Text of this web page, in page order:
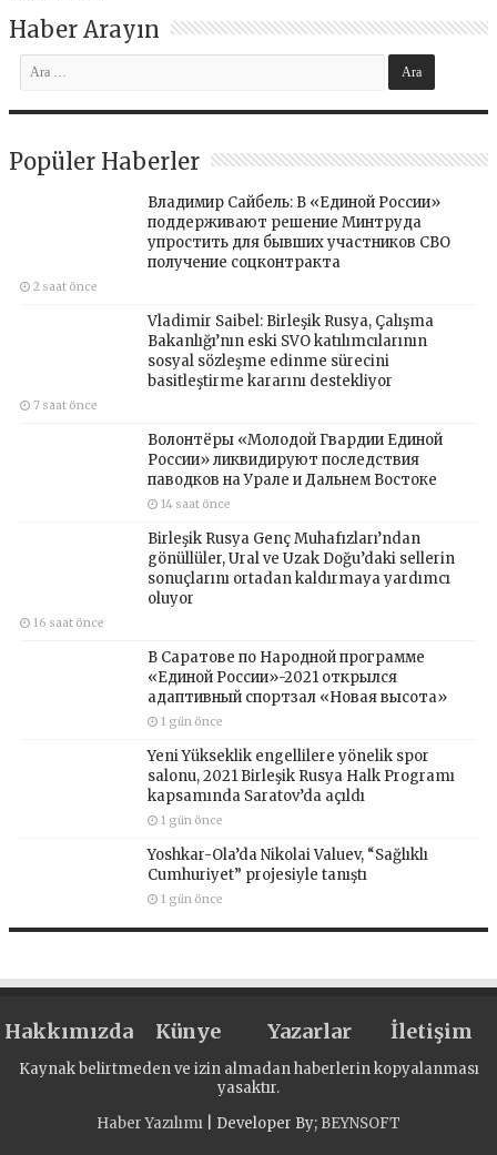
Haber Arayın
Popüler Haberler
Владимир Сайбель: В «Единой России»
поддерживают решение Минтруда
упростить для бывших участников СВО
получение соцконтракта
2 saat önce
Vladimir Saibel: Birleşik Rusya, Çalışma
Bakanlığı’nın eski SVO katılımcılarının
sosyal sözleşme edinme sürecini
basitleştirme kararını destekliyor
7 saat önce
Волонтёры «Молодой Гвардии Единой
России» ликвидируют последствия
паводков на Урале и Дальнем Востоке
14 saat önce
Birleşik Rusya Genç Muhafızları’ndan
gönüllüler, Ural ve Uzak Doğu’daki sellerin
sonuçlarını ortadan kaldırmaya yardımcı
oluyor
16 saat önce
В Саратове по Народной программе
«Единой России»-2021 открылся
адаптивный спортзал «Новая высота»
1 gün önce
Yeni Yükseklik engellilere yönelik spor
salonu, 2021 Birleşik Rusya Halk Programı
kapsamında Saratov’da açıldı
1 gün önce
Yoshkar-Ola’da Nikolai Valuev, “Sağlıklı
Cumhuriyet” projesiyle tanıştı
1 gün önce
Hakkımızda Künye Yazarlar İletişim
Kaynak belirtmeden ve izin almadan haberlerin kopyalanması
yasaktır.
Haber Yazılımı | Developer By; BEYNSOFT